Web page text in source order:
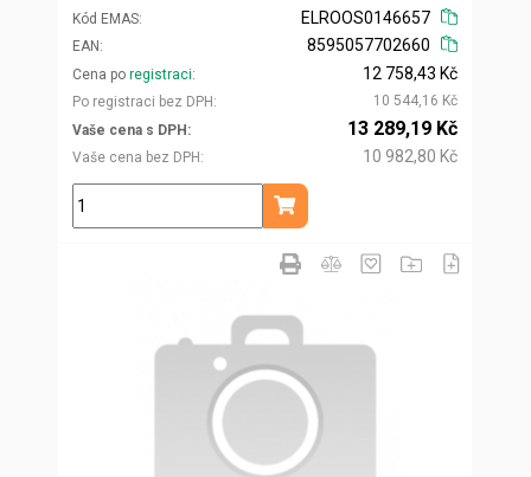
Kód EMAS
EAN
ELROOS0146657
8595057702660
Cena po registraci
Po registraci bez DPH
12 758,43 Kč
10 544,16 Kč
Vaše cena s DPH
Vaše cena bez DPH
13 289,19 Kč
10 982,80 Kč
ks
Přidat do košíku